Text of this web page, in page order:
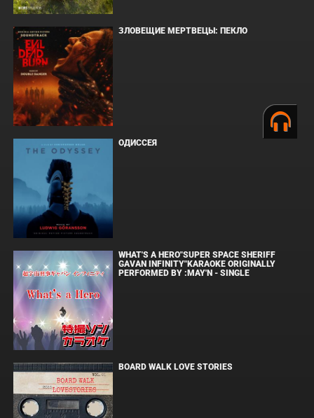
ЗЛОВЕЩИЕ МЕРТВЕЦЫ: ПЕКЛО
ОДИССЕЯ
WHAT'S A HERO"SUPER SPACE SHERIFF
GAVAN INFINITY"KARAOKE ORIGINALLY
PERFORMED BY :MAY'N - SINGLE
BOARD WALK LOVE STORIES